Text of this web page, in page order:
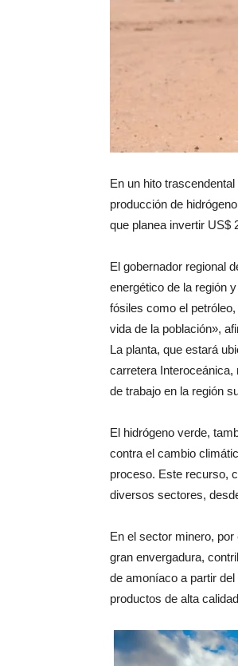
En un hito
producción de
que planea invertir US$
El gobernador regional
energético de la región
fósiles como el
vida de la población»,
La planta, que estará
carretera Interoceánica,
de trabajo en la región
El hidrógeno verde,
contra el cambio
proceso. Este recurso,
diversos sectores,
En el sector minero,
gran envergadura,
de amoníaco a partir
productos de alta